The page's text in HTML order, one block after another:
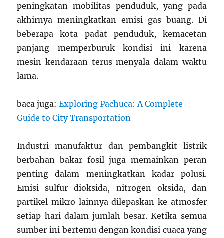
peningkatan mobilitas penduduk, yang pada
akhirnya meningkatkan emisi gas buang. Di
beberapa kota padat penduduk, kemacetan
panjang memperburuk kondisi ini karena
mesin kendaraan terus menyala dalam waktu
lama.
baca juga:Exploring Pachuca: A Complete
Guide to City Transportation
Industri manufaktur dan pembangkit listrik
berbahan bakar fosil juga memainkan peran
penting dalam meningkatkan kadar polusi.
Emisi sulfur dioksida, nitrogen oksida, dan
partikel mikro lainnya dilepaskan ke atmosfer
setiap hari dalam jumlah besar. Ketika semua
sumber ini bertemu dengan kondisi cuaca yang